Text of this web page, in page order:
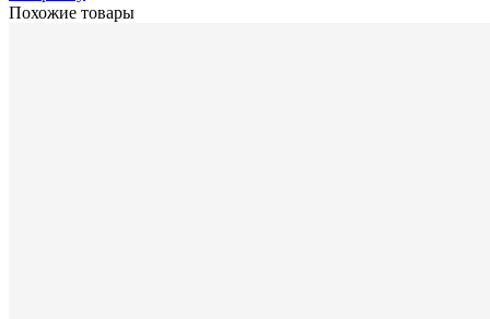
Похожие товары